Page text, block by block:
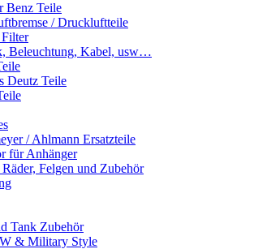
Benz Teile
/ Druckluftteile
Beleuchtung, Kabel, usw…
Deutz Teile
/ Ahlmann Ersatzteile
für Anhänger
Felgen und Zubehör
Tank Zubehör
& Military Style